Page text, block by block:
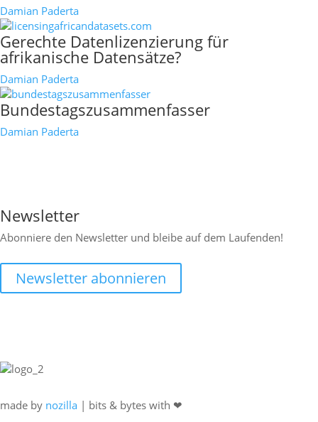
Damian Paderta
Gerechte Datenlizenzierung für
afrikanische Datensätze?
Damian Paderta
Bundestagszusammenfasser
Damian Paderta
Newsletter
Abonniere den Newsletter und bleibe auf dem Laufenden!
Newsletter abonnieren
made by nozilla | bits & bytes with ❤